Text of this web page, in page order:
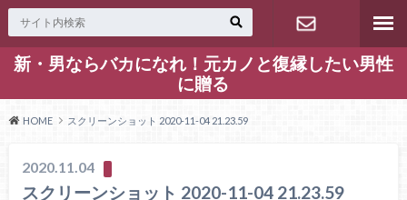
新・男ならバカになれ！元カノと復縁したい男性
に贈る
お問い合わ
HOME スクリーンショット 2020-11-04 21.23.59
2020.11.04
スクリーンショット 2020-11-04 21.23.59